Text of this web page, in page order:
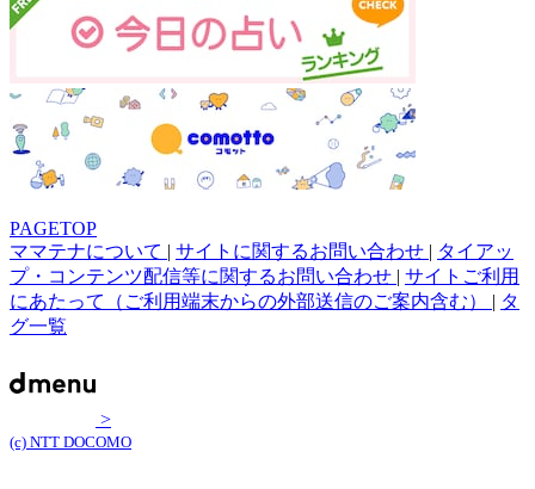
PAGETOP
ママテナについて | サイトに関するお問い合わせ | タイアッ
プ・コンテンツ配信等に関するお問い合わせ | サイトご利用
にあたって（ご利用端末からの外部送信のご案内含む） | タ
グ一覧
>
(c) NTT DOCOMO